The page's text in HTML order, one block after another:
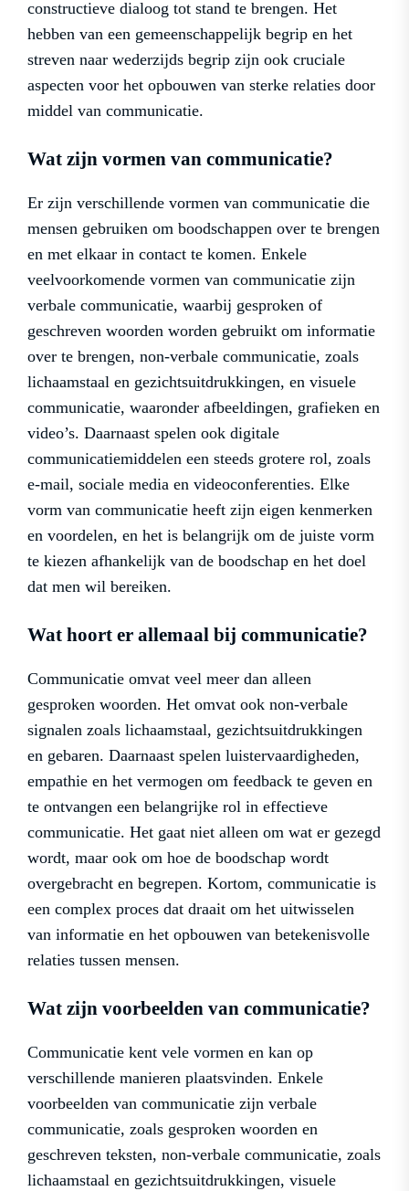
constructieve dialoog tot stand te brengen. Het
hebben van een gemeenschappelijk begrip en het
streven naar wederzijds begrip zijn ook cruciale
aspecten voor het opbouwen van sterke relaties door
middel van communicatie.
Wat zijn vormen van communicatie?
Er zijn verschillende vormen van communicatie die
mensen gebruiken om boodschappen over te brengen
en met elkaar in contact te komen. Enkele
veelvoorkomende vormen van communicatie zijn
verbale communicatie, waarbij gesproken of
geschreven woorden worden gebruikt om informatie
over te brengen, non-verbale communicatie, zoals
lichaamstaal en gezichtsuitdrukkingen, en visuele
communicatie, waaronder afbeeldingen, grafieken en
video’s. Daarnaast spelen ook digitale
communicatiemiddelen een steeds grotere rol, zoals
e-mail, sociale media en videoconferenties. Elke
vorm van communicatie heeft zijn eigen kenmerken
en voordelen, en het is belangrijk om de juiste vorm
te kiezen afhankelijk van de boodschap en het doel
dat men wil bereiken.
Wat hoort er allemaal bij communicatie?
Communicatie omvat veel meer dan alleen
gesproken woorden. Het omvat ook non-verbale
signalen zoals lichaamstaal, gezichtsuitdrukkingen
en gebaren. Daarnaast spelen luistervaardigheden,
empathie en het vermogen om feedback te geven en
te ontvangen een belangrijke rol in effectieve
communicatie. Het gaat niet alleen om wat er gezegd
wordt, maar ook om hoe de boodschap wordt
overgebracht en begrepen. Kortom, communicatie is
een complex proces dat draait om het uitwisselen
van informatie en het opbouwen van betekenisvolle
relaties tussen mensen.
Wat zijn voorbeelden van communicatie?
Communicatie kent vele vormen en kan op
verschillende manieren plaatsvinden. Enkele
voorbeelden van communicatie zijn verbale
communicatie, zoals gesproken woorden en
geschreven teksten, non-verbale communicatie, zoals
lichaamstaal en gezichtsuitdrukkingen, visuele